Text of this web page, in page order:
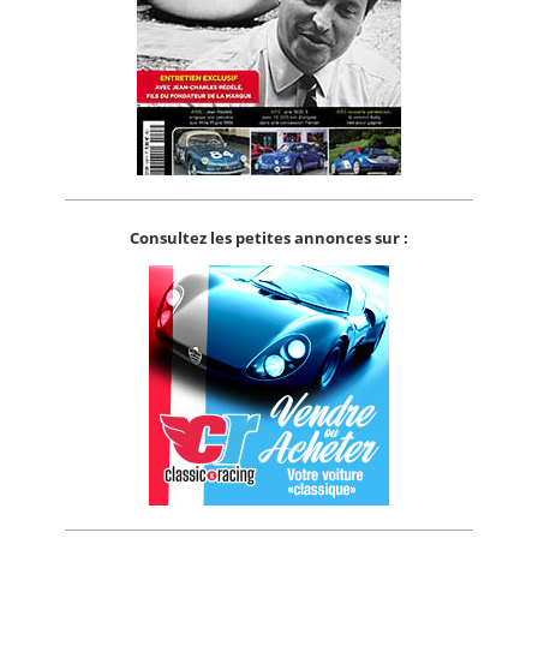
Consultez les petites annonces sur :